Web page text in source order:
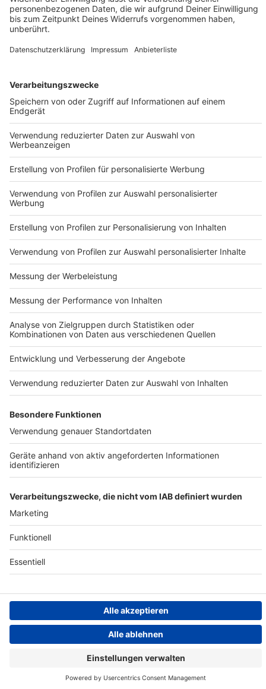
Impressum
Das Band-ABC
Jobs
Presse
Archiv
Teilnahme­bedingungen
Geschäfts­bedingungen
ANTENNE BAYERN GROUP
Grounding Page ROCK
Kontakt
Werbung
Persönliche Datenkontrolle
Region wechseln
Newsletter
ROCK ANTENNE Live